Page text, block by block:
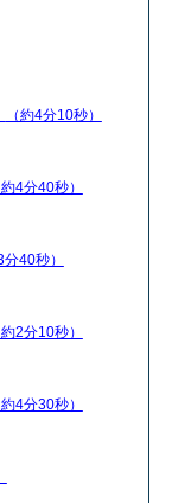
（約4分10秒）
約4分40秒）
分40秒）
約2分10秒）
約4分30秒）